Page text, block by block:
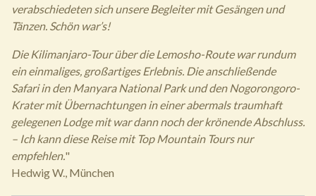
verabschiedeten sich unsere Begleiter mit Gesängen und
Tänzen. Schön war’s!
Die Kilimanjaro-Tour über die Lemosho-Route war rundum
ein einmaliges, großartiges Erlebnis. Die anschließende
Safari in den Manyara National Park und den Nogorongoro-
Krater mit Übernachtungen in einer abermals traumhaft
gelegenen Lodge mit war dann noch der krönende Abschluss.
– Ich kann diese Reise mit Top Mountain Tours nur
empfehlen."
Hedwig W., München